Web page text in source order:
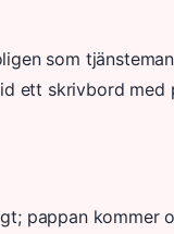
som
ett skrivbord
pappan kommer